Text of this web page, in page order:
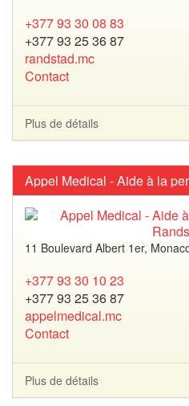
+377 93 30 08 83
+377 93 25 36 87
randstad.mc
Contact
Plus de détails
11 Boulevard Albert 1er,
+377 93 30 10 23
+377 93 25 36 87
appelmedical.mc
Contact
Plus de détails